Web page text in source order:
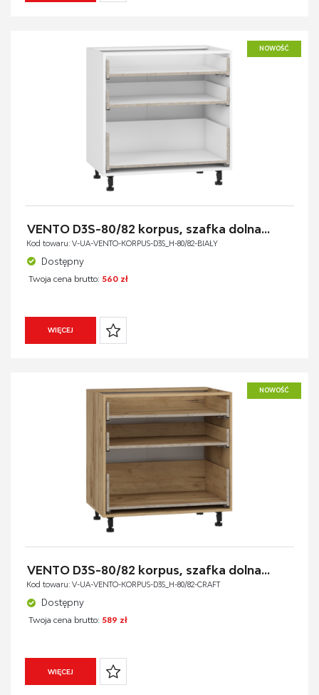
NOWOŚĆ
VENTO D3S-80/82 korpus, szafka dolna...
Kod towaru: V-UA-VENTO-KORPUS-D3S_H-80/82-BIAŁY
Dostępny
Twoja cena brutto: 560 zł
WIĘCEJ
NOWOŚĆ
VENTO D3S-80/82 korpus, szafka dolna...
Kod towaru: V-UA-VENTO-KORPUS-D3S_H-80/82-CRAFT
Dostępny
Twoja cena brutto: 589 zł
WIĘCEJ